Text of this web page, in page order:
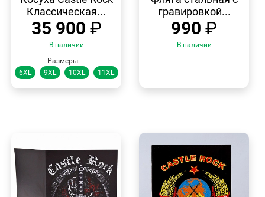
Классическая...
35 900 ₽
В наличии
Размеры:
6XL
9XL 10XL 11XL
гравировкой...
990 ₽
В наличии